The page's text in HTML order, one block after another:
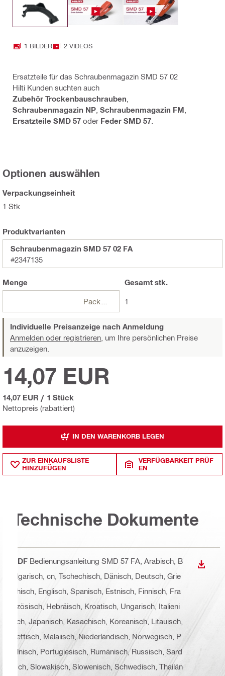
1 BILDER 2 VIDEOS
Ersatzteile für das Schraubenmagazin SMD 57 02
Hilti Kunden suchten auch
Zubehör Trockenbauschrauben
Schraubenmagazin NP Schraubenmagazin FM
Ersatzteile SMD 57 oder Feder SMD 57
Optionen auswählen
Verpackungseinheit
1 Stk
Produktvarianten
Schraubenmagazin SMD 57 02 FA
#2347135
Menge
Packungen
Gesamtstk.
1
Individuelle Preisanzeige nach Anmeldung
Anmelden oder registrieren, um Ihre persönlichen Preise
anzuzeigen.
Nettopreis (rabattiert)
14,07 EUR
14,07 EUR / 1 Stück
IN DEN WARENKORB LEGEN
ZUR EINKAUFSLISTE
HINZUFÜGEN
VERFÜGBARKEIT PRÜF
EN
Technische Dokumente
PDF Bedienungsanleitung SMD 57 FA , Arabisch, B
ulgarisch, cn, Tschechisch, Dänisch, Deutsch, Grie
chisch, Englisch, Spanisch, Estnisch, Finnisch, Fra
nzösisch, Hebräisch, Kroatisch, Ungarisch, Italieni
sch, Japanisch, Kasachisch, Koreanisch, Litauisch,
Lettisch, Malaiisch, Niederländisch, Norwegisch, P
olnisch, Portugiesisch, Rumänisch, Russisch, Sard
isch, Slowakisch, Slowenisch, Schwedisch, Thailän